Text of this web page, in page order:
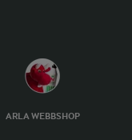
ARLA WEBBSHOP